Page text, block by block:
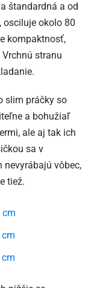
štandardná a od
osciluje okolo 80
kompaktnosť,
stranu
slim práčky so
a bohužiaľ
ale aj tak ich
sa v
nevyrábajú vôbec,
tiež.
cm